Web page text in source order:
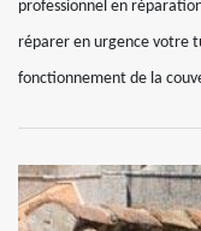
professionnel en
réparer en urgence votre
fonctionnement de la